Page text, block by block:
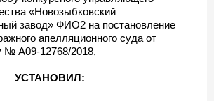
«Новозыбковский
завод» ФИО2 на постановление
апелляционного суда от
№ А09-12768/2018,
УСТАНОВИЛ: